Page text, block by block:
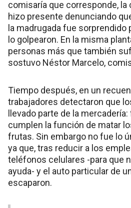
comisaría que corresponde, la
hizo presente denunciando
la madrugada fue sorprendido
lo golpearon. En la misma
personas más que también
sostuvo Néstor Marcelo,
Tiempo después, en un
trabajadores detectaron que
llevado parte de la
cumplen la función de matar
frutas. Sin embargo no fue lo
ya que, tras reducir a los
teléfonos celulares -para que
ayuda- y el auto particular de
escaparon.